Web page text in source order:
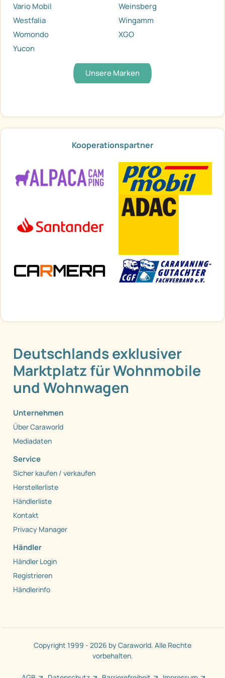
Vario Mobil
Weinsberg
Westfalia
Wingamm
Womondo
XGO
Yucon
Unsere Marken
Kooperationspartner
Deutschlands exklusiver
Marktplatz für Wohnmobile
und Wohnwagen
Unternehmen
Über Caraworld
Mediadaten
Service
Sicher kaufen / verkaufen
Herstellerliste
Händlerliste
Kontakt
Privacy Manager
Händler
Händler Login
Registrieren
Händlerinfo
Copyright 1999 - 2026 by Caraworld. Alle Rechte
vorbehalten.